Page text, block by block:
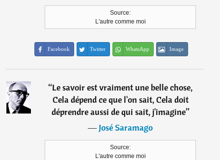
Source:
L'autre comme moi
Facebook Twitter WhatsApp Image
“Le savoir est vraiment une belle chose,
Cela dépend ce que l'on sait, Cela doit
déprendre aussi de qui sait, j'imagine”
―José Saramago
Source:
L'autre comme moi